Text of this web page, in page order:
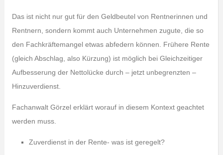
Das ist nicht nur gut für den Geldbeutel von Rentnerinnen und
Rentnern, sondern kommt auch Unternehmen zugute, die so
den Fachkräftemangel etwas abfedern können. Frühere Rente
(gleich Abschlag, also Kürzung) ist möglich bei Gleichzeitiger
Aufbesserung der Nettolücke durch – jetzt unbegrenzten –
Hinzuverdienst.
Fachanwalt Görzel erklärt worauf in diesem Kontext geachtet
werden muss.
Zuverdienst in der Rente- was ist geregelt?